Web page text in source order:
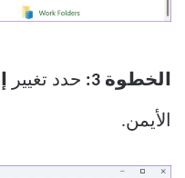
الخطوة 3: حدد تغيير
الأيمن.